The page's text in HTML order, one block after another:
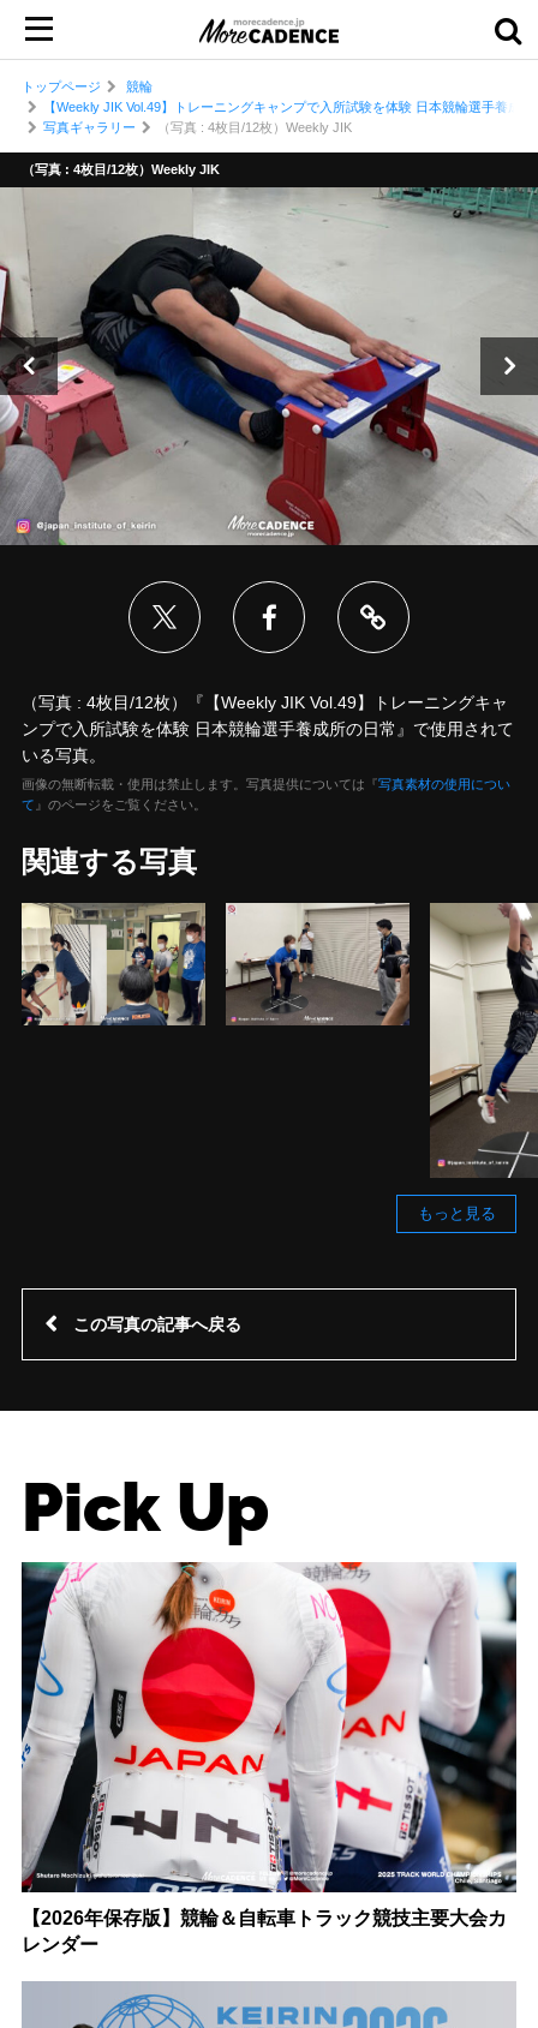
トップページ
競輪
【Weekly JIK Vol.49】トレーニングキャンプで入所試験を体験 日本競輪選手養成所
写真ギャラリー
（写真 : 4枚目/12枚）Weekly JIK
（写真 : 4枚目/12枚）Weekly JIK
（写真 : 4枚目/12枚）『【Weekly JIK Vol.49】トレーニングキャ
ンプで入所試験を体験 日本競輪選手養成所の日常』で使用されて
いる写真。
画像の無断転載・使用は禁止します。写真提供については『写真素材の使用につい
て 』のページをご覧ください。
関連する写真
もっと見る
この写真の記事へ戻る
Pick Up
【2026年保存版】競輪＆自転車トラック競技主要大会カ
レンダー